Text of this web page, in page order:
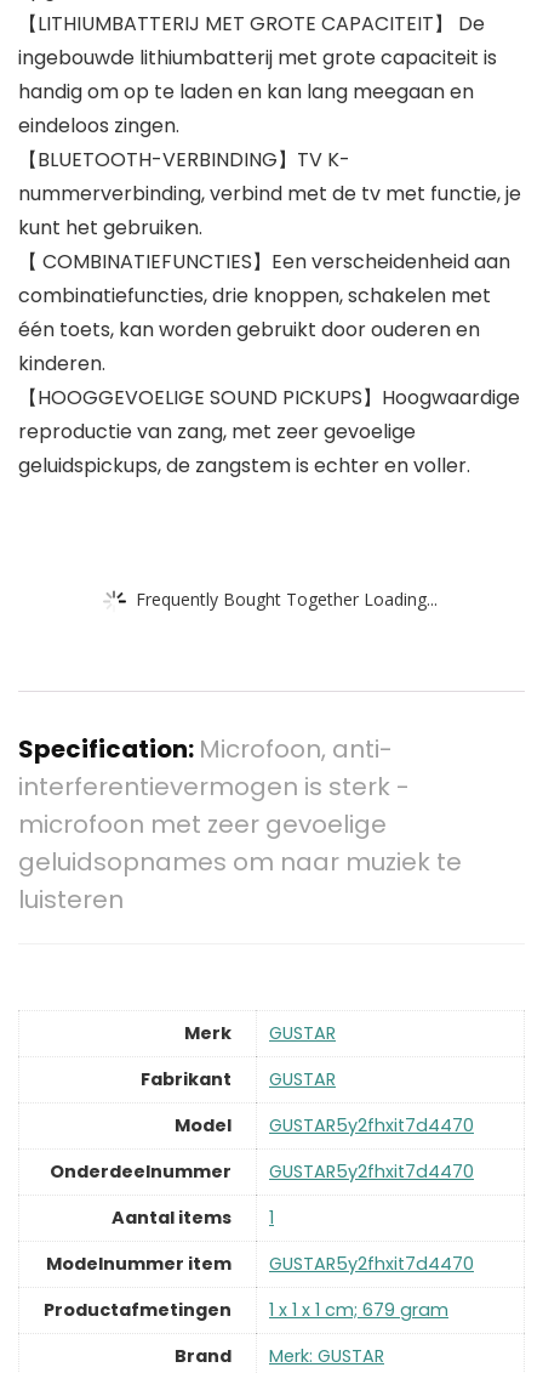
【LITHIUMBATTERIJ MET GROTE CAPACITEIT】 De
ingebouwde lithiumbatterij met grote capaciteit is
handig om op te laden en kan lang meegaan en
eindeloos zingen.
【BLUETOOTH-VERBINDING】TV K-
nummerverbinding, verbind met de tv met functie, je
kunt het gebruiken.
【 COMBINATIEFUNCTIES】Een verscheidenheid aan
combinatiefuncties, drie knoppen, schakelen met
één toets, kan worden gebruikt door ouderen en
kinderen.
【HOOGGEVOELIGE SOUND PICKUPS】Hoogwaardige
reproductie van zang, met zeer gevoelige
geluidspickups, de zangstem is echter en voller.
Frequently Bought Together Loading...
Specification: Microfoon, anti-
interferentievermogen is sterk -
microfoon met zeer gevoelige
geluidsopnames om naar muziek te
luisteren
Merk
‎GUSTAR
Fabrikant
‎GUSTAR
Model
‎GUSTAR5y2fhxit7d4470
Onderdeelnummer
‎GUSTAR5y2fhxit7d4470
Aantal items
‎1
Modelnummer item
‎GUSTAR5y2fhxit7d4470
Productafmetingen
‎1 x 1 x 1 cm; 679 gram
Brand
Merk: GUSTAR